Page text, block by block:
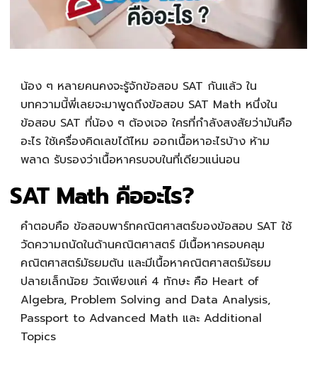
น้อง ๆ หลายคนคงจะรู้จักข้อสอบ SAT กันแล้ว ใน
บทความนี้พี่เลยจะมาพูดถึงข้อสอบ SAT Math หนึ่งใน
ข้อสอบ SAT ที่น้อง ๆ ต้องเจอ ใครที่กำลังสงสัยว่ามันคือ
อะไร ใช้เครื่องคิดเลขได้ไหม ออกเนื้อหาอะไรบ้าง ห้าม
พลาด รับรองว่าเนื้อหาครบจบในที่เดียวแน่นอน
SAT Math คืออะไร?
คำตอบคือ ข้อสอบพาร์ทคณิตศาสตร์ของข้อสอบ SAT ใช้
วัดความถนัดในด้านคณิตศาสตร์ มีเนื้อหาครอบคลุม
คณิตศาสตร์มัธยมต้น และมีเนื้อหาคณิตศาสตร์มัธยม
ปลายเล็กน้อย วัดเพียงแค่ 4 ทักษะ คือ Heart of
Algebra, Problem Solving and Data Analysis,
Passport to Advanced Math และ Additional
Topics